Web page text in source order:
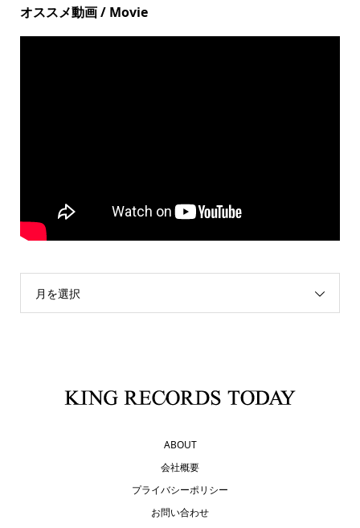
オススメ動画 / Movie
月を選択
ABOUT
会社概要
プライバシーポリシー
お問い合わせ